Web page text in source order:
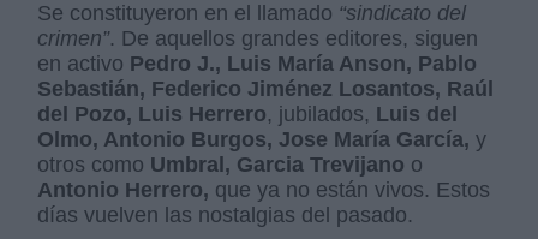
Se constituyeron en el llamado “sindicato del
crimen”. De aquellos grandes editores, siguen
en activo Pedro J., Luis María Anson, Pablo
Sebastián, Federico Jiménez Losantos, Raúl
del Pozo, Luis Herrero, jubilados, Luis del
Olmo, Antonio Burgos, Jose María García, y
otros como Umbral, Garcia Trevijano o
Antonio Herrero, que ya no están vivos. Estos
días vuelven las nostalgias del pasado.